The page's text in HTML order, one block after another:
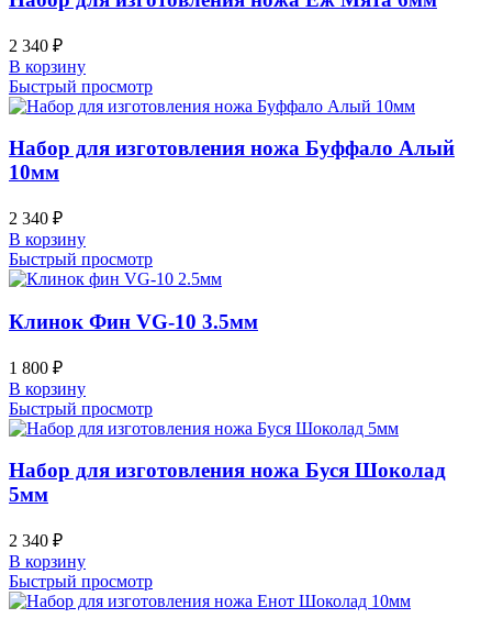
2 340 ₽
В корзину
Быстрый просмотр
Набор для изготовления ножа Буффало Алый
10мм
2 340 ₽
В корзину
Быстрый просмотр
Клинок Фин VG-10 3.5мм
1 800 ₽
В корзину
Быстрый просмотр
Набор для изготовления ножа Буся Шоколад
5мм
2 340 ₽
В корзину
Быстрый просмотр